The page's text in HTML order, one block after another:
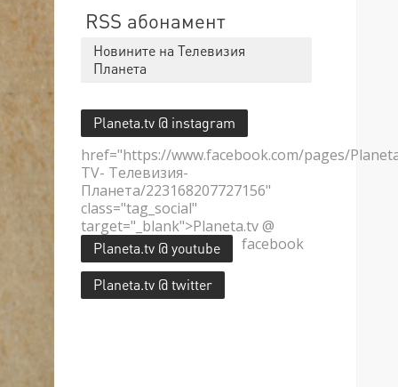
RSS абонамент
Новините на Телевизия
Планета
Planeta.tv @ instagram
href="https://www.facebook.com/pages/
TV- Телевизия-
Планета/223168207727156"
class="tag_social"
target="_blank">Planeta.tv @
facebook
Planeta.tv @ youtube
Planeta.tv @ twitter